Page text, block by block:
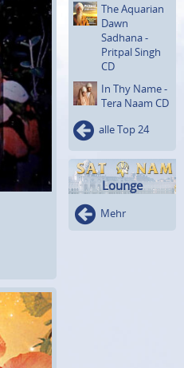
The Aquarian
Dawn
Sadhana -
Pritpal Singh
CD
In Thy Name -
Tera Naam CD
alle Top 24
Lounge
Mehr